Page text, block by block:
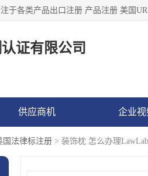
证有限公司
供应商机 企业视
国法律标注册 > 装饰枕 怎么办理